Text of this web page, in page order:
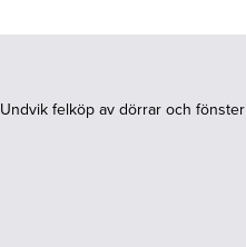
Undvik felköp av dörrar och fönster